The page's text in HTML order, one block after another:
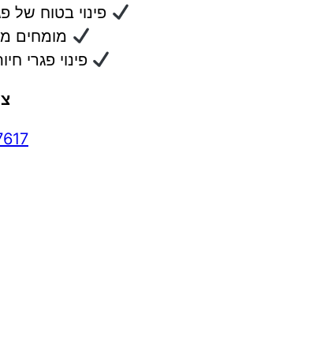
פינוי בטוח של
מומחים
פינוי פגרי